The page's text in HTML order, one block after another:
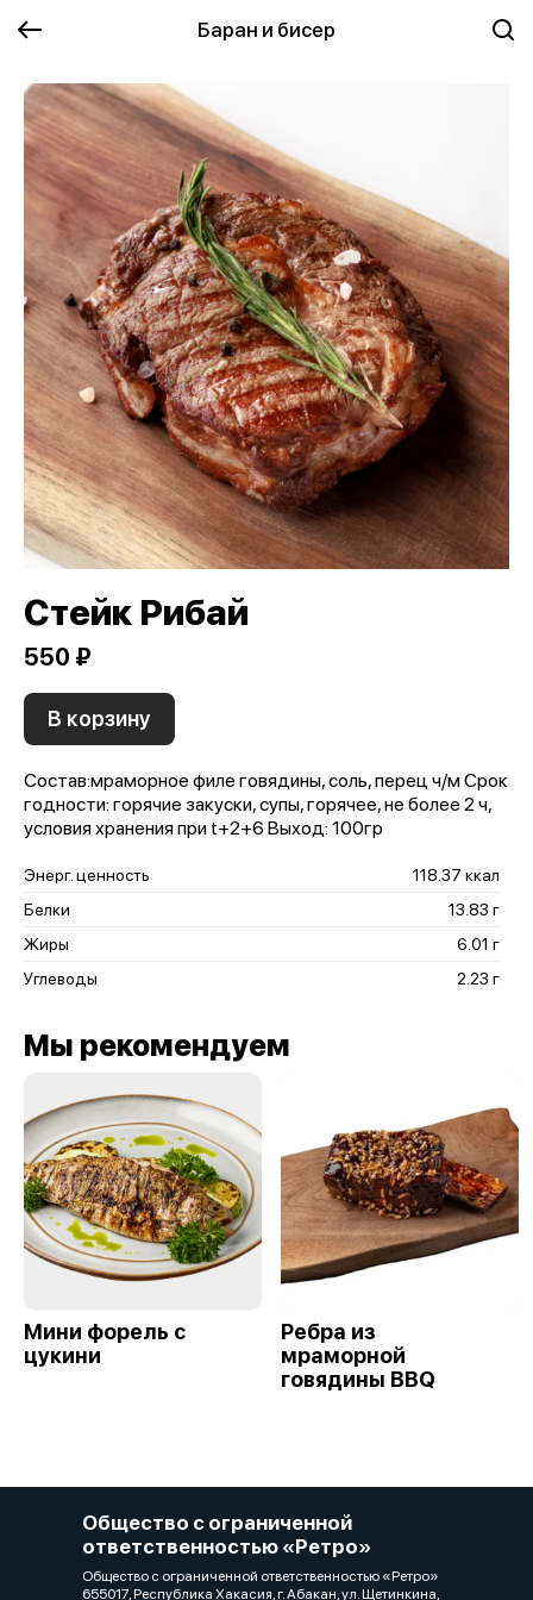
Баран и бисер
Стейк Рибай
550 ₽
В корзину
Состав:мраморное филе говядины, соль, перец ч/м Срок
годности: горячие закуски, супы, горячее, не более 2 ч,
условия хранения при t+2+6 Выход: 100гр
Энерг. ценность
118.37 ккал
Белки
13.83 г
Жиры
6.01 г
Углеводы
2.23 г
Мы рекомендуем
Мини форель с
цукини
Ребра из
мраморной
говядины BBQ
Общество с ограниченной
ответственностью «Ретро»
Общество с ограниченной ответственностью «Ретро»
655017, Республика Хакасия, г. Абакан, ул. Щетинкина,